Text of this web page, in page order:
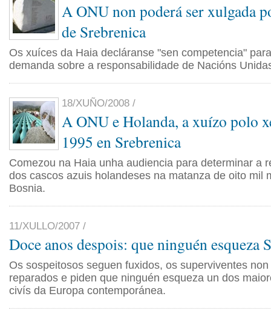
A ONU non poderá ser xulgada
de Srebrenica
Os xuíces da Haia decláranse "sen competencia"
demanda sobre a responsabilidade de Nacións
18/XUÑO/2008 /
A ONU e Holanda, a xuízo polo
1995 en Srebrenica
Comezou na Haia unha audiencia para determinar a
dos cascos azuis holandeses na matanza de oito mil
Bosnia.
11/XULLO/2007 /
Doce anos despois: que ninguén esqueza
Os sospeitosos seguen fuxidos, os superviventes
reparados e piden que ninguén esqueza un dos
civís da Europa contemporánea.